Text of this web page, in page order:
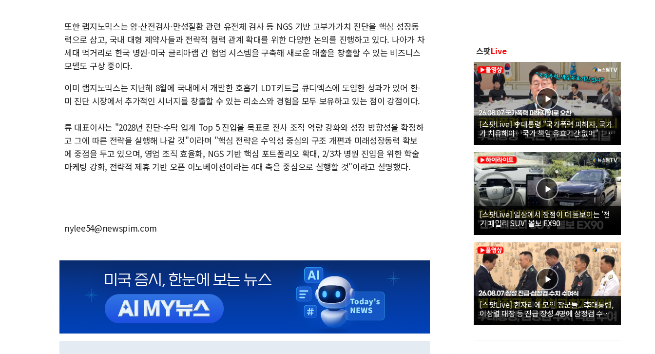
또한 랩지노믹스는 암∙산전검사∙만성질환 관련 유전체 검사 등 NGS 기반 고부가가치 진단을 핵심 성장동
력으로 삼고, 국내 대형 제약사들과 전략적 협력 관계 확대를 위한 다양한 논의를 진행하고 있다. 나아가 차
세대 먹거리로 한국 병원-미국 클리아랩 간 협업 시스템을 구축해 새로운 매출을 창출할 수 있는 비즈니스
모델도 구상 중이다.
이미 랩지노믹스는 지난해 8월에 국내에서 개발한 호흡기 LDT키트를 큐디엑스에 도입한 성과가 있어 한-
미 진단 시장에서 추가적인 시너지를 창출할 수 있는 리소스와 경험을 모두 보유하고 있는 점이 강점이다.
류 대표이사는 "2028년 진단·수탁 업계 Top 5 진입을 목표로 전사 조직 역량 강화와 성장 방향성을 확정하
고 그에 따른 전략을 실행해 나갈 것"이라며 "핵심 전략은 수익성 중심의 구조 개편과 미래성장동력 확보
에 중점을 두고 있으며, 영업 조직 효율화, NGS 기반 핵심 포트폴리오 확대, 2/3차 병원 진입을 위한 학술
마케팅 강화, 전략적 제휴 기반 오픈 이노베이션이라는 4대 축을 중심으로 실행할 것"이라고 설명했다.
nylee54@newspim.com
스팟Live
[스팟Live] 李대통령 "국가폭력 피해자, 국가
가 치유해야…국가 책임 유효기간 없어"｜
26.08.07 국가폭력 피해자 위로 오찬
[스팟Live] 일상에서 장점이 더 돋보이는 '전
기 패밀리 SUV' 볼보 EX90
[스팟Live] 한자리에 모인 장군들...李대통령,
이상렬 대장 등 진급 장성 4명에 삼정검 수치
직접 수여｜26.08.07 장성 진급·삼정검 수치